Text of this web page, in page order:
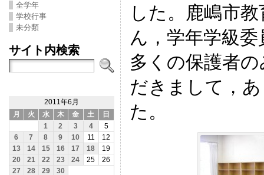
全学年
学校行事
未分類
サイト内検索
2011年6月
月
火 水 木 金 土 日
1 2 3 4
5
6
7 8 9 10 11
12
13
14 15 16 17 18
19
20
21 22 23 24 25
26
27
28 29 30
した。鹿嶋市
ん，学年学級
多くの保護者
だきまして，
た。